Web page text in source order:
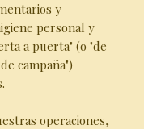
y
personal y
a puerta" (o "de
campaña")
operaciones,